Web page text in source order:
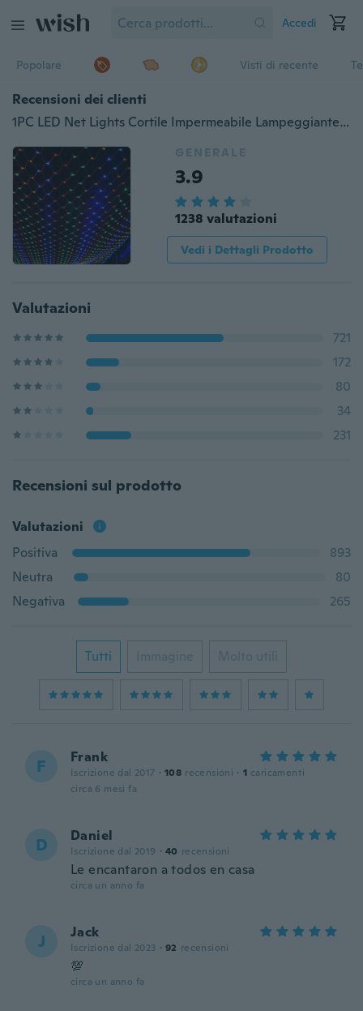
Accedi
Popolare Visti di recente
Recensioni dei clienti
1PC LED Net Lights Cortile Impermeabile Lampeggiante String Lights Festival Lights Outdoor Led Decoration Lights
GENERALE
3.9
1238 valutazioni
Vedi i Dettagli Prodotto
Valutazioni
721
172
80
34
231
Recensioni sul prodotto
Valutazioni
Positiva
893
Neutra
80
Negativa
265
Tutti Immagine Molto utili
F Frank
Iscrizione dal 2017 · 108 recensioni · 1 caricamenti
circa 6 mesi fa
D Daniel
Iscrizione dal 2019 · 40 recensioni
Le encantaron a todos en casa
circa un anno fa
J Jack
Iscrizione dal 2023 · 92 recensioni
💯
circa un anno fa